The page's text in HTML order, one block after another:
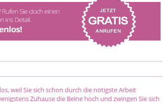
weil Sie sich schon durch die nötigste Arbeit
Zuhause die Beine hoch und zwingen Sie sich